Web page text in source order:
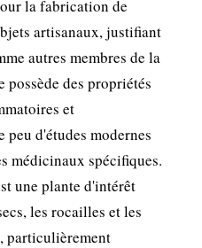
la fabrication de
artisanaux, justifiant
autres membres de la
des propriétés
et
d'études modernes
médicinaux spécifiques.
une plante d'intérêt
les rocailles et les
particulièrement